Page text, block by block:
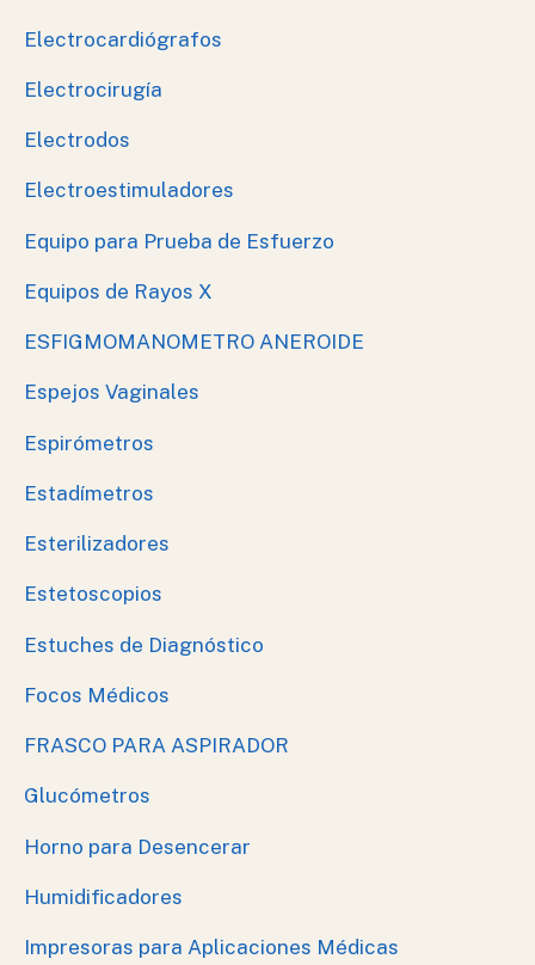
Electrocardiógrafos
Electrocirugía
Electrodos
Electroestimuladores
Equipo para Prueba de Esfuerzo
Equipos de Rayos X
ESFIGMOMANOMETRO ANEROIDE
Espejos Vaginales
Espirómetros
Estadímetros
Esterilizadores
Estetoscopios
Estuches de Diagnóstico
Focos Médicos
FRASCO PARA ASPIRADOR
Glucómetros
Horno para Desencerar
Humidificadores
Impresoras para Aplicaciones Médicas